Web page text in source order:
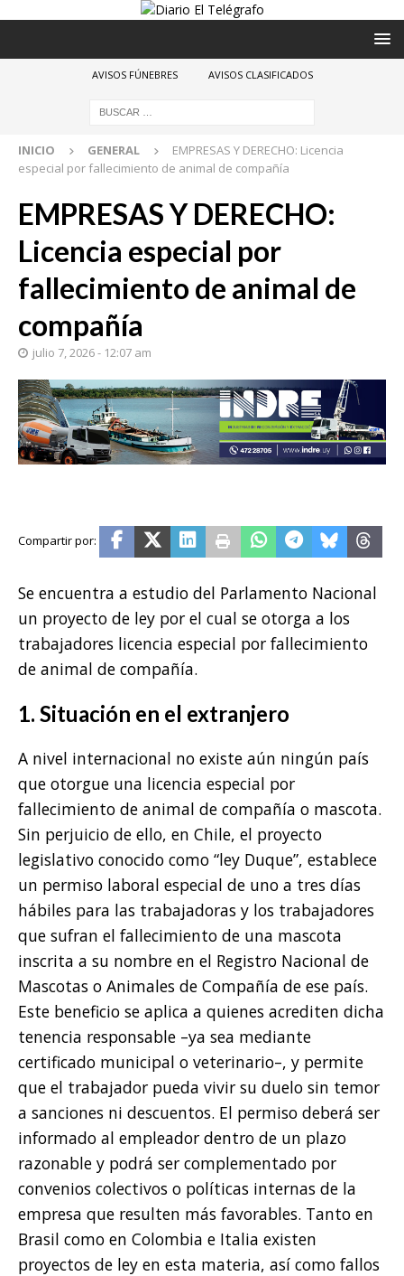
AVISOS FÚNEBRES AVISOS CLASIFICADOS
INICIO GENERAL
EMPRESAS Y DERECHO: Licencia
especial por fallecimiento de animal de compañía
EMPRESAS Y DERECHO:
Licencia especial por
fallecimiento de animal de
compañía
julio 7, 2026 - 12:07 am
Se encuentra a estudio del Parlamento Nacional
un proyecto de ley por el cual se otorga a los
trabajadores licencia especial por fallecimiento
de animal de compañía.
1. Situación en el extranjero
A nivel internacional no existe aún ningún país
que otorgue una licencia especial por
fallecimiento de animal de compañía o mascota.
Sin perjuicio de ello, en Chile, el proyecto
legislativo conocido como “ley Duque”, establece
un permiso laboral especial de uno a tres días
hábiles para las trabajadoras y los trabajadores
que sufran el fallecimiento de una mascota
inscrita a su nombre en el Registro Nacional de
Mascotas o Animales de Compañía de ese país.
Este beneficio se aplica a quienes acrediten dicha
tenencia responsable –ya sea mediante
certificado municipal o veterinario–, y permite
que el trabajador pueda vivir su duelo sin temor
a sanciones ni descuentos. El permiso deberá ser
informado al empleador dentro de un plazo
razonable y podrá ser complementado por
convenios colectivos o políticas internas de la
empresa que resulten más favorables. Tanto en
Brasil como en Colombia e Italia existen
proyectos de ley en esta materia, así como fallos